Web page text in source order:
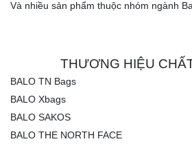
Và nhiều sản phẩm thuộc nhóm ngành
THƯƠNG HIỆU
BALO TN Bags
BALO Xbags
BALO SAKOS
BALO THE NORTH FACE